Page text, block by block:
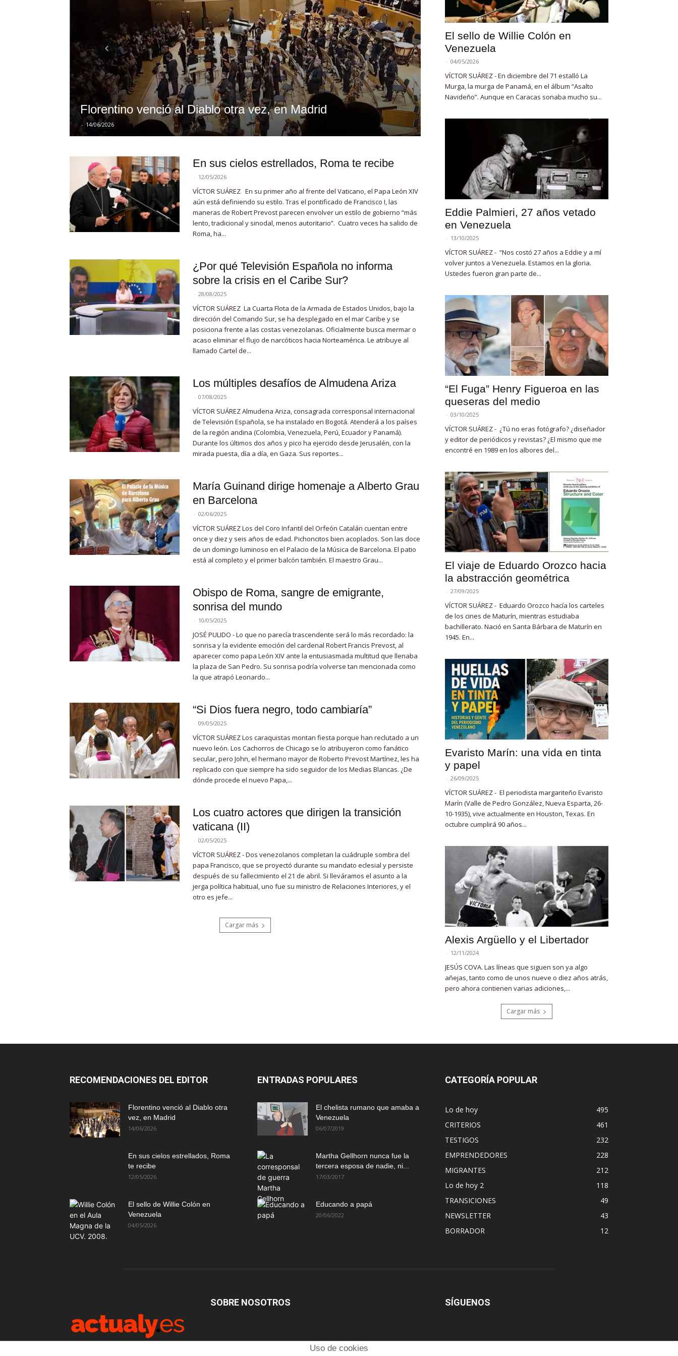
Florentino venció al Diablo otra vez, en Madrid
- 14/06/2026
En sus cielos estrellados, Roma te recibe
- 12/05/2026
VÍCTOR SUÁREZ En su primer año al frente del Vaticano, el Papa León XIV
aún está definiendo su estilo. Tras el pontificado de Francisco I, las
maneras de Robert Prevost parecen envolver un estilo de gobierno “más
lento, tradicional y sinodal, menos autoritario”. Cuatro veces ha salido de
Roma, ha...
¿Por qué Televisión Española no informa
sobre la crisis en el Caribe Sur?
- 28/08/2025
VÍCTOR SUÁREZ La Cuarta Flota de la Armada de Estados Unidos, bajo la
dirección del Comando Sur, se ha desplegado en el mar Caribe y se
posiciona frente a las costas venezolanas. Oficialmente busca mermar o
acaso eliminar el flujo de narcóticos hacia Norteamérica. Le atribuye al
llamado Cartel de...
Los múltiples desafíos de Almudena Ariza
- 07/08/2025
VÍCTOR SUÁREZ Almudena Ariza, consagrada corresponsal internacional
de Televisión Española, se ha instalado en Bogotá. Atenderá a los países
de la región andina (Colombia, Venezuela, Perú, Ecuador y Panamá).
Durante los últimos dos años y pico ha ejercido desde Jerusalén, con la
mirada puesta, día a día, en Gaza. Sus reportes...
María Guinand dirige homenaje a Alberto Grau
en Barcelona
- 02/06/2025
VÍCTOR SUÁREZ Los del Coro Infantil del Orfeón Catalán cuentan entre
once y diez y seis años de edad. Pichoncitos bien acoplados. Son las doce
de un domingo luminoso en el Palacio de la Música de Barcelona. El patio
está al completo y el primer balcón también. El maestro Grau...
Obispo de Roma, sangre de emigrante,
sonrisa del mundo
- 10/05/2025
JOSÉ PULIDO - Lo que no parecía trascendente será lo más recordado: la
sonrisa y la evidente emoción del cardenal Robert Francis Prevost, al
aparecer como papa León XIV ante la entusiasmada multitud que llenaba
la plaza de San Pedro. Su sonrisa podría volverse tan mencionada como
la que atrapó Leonardo...
“Si Dios fuera negro, todo cambiaría”
- 09/05/2025
VÍCTOR SUÁREZ Los caraquistas montan fiesta porque han reclutado a un
nuevo león. Los Cachorros de Chicago se lo atribuyeron como fanático
secular, pero John, el hermano mayor de Roberto Prevost Martínez, les ha
replicado con que siempre ha sido seguidor de los Medias Blancas. ¿De
dónde procede el nuevo Papa,...
Los cuatro actores que dirigen la transición
vaticana (II)
- 02/05/2025
VÍCTOR SUÁREZ - Dos venezolanos completan la cuádruple sombra del
papa Francisco, que se proyectó durante su mandato eclesial y persiste
después de su fallecimiento el 21 de abril. Si lleváramos el asunto a la
jerga política habitual, uno fue su ministro de Relaciones Interiores, y el
otro es jefe...
Cargar más
El sello de Willie Colón en
Venezuela
- 04/05/2026
VÍCTOR SUÁREZ - En diciembre del 71 estalló La
Murga, la murga de Panamá, en el álbum “Asalto
Navideño”. Aunque en Caracas sonaba mucho su...
Eddie Palmieri, 27 años vetado
en Venezuela
- 13/10/2025
VÍCTOR SUÁREZ - “Nos costó 27 años a Eddie y a mí
volver juntos a Venezuela. Estamos en la gloria.
Ustedes fueron gran parte de...
“El Fuga” Henry Figueroa en las
queseras del medio
- 03/10/2025
VÍCTOR SUÁREZ - ¿Tú no eras fotógrafo? ¿diseñador
y editor de periódicos y revistas? ¿El mismo que me
encontré en 1989 en los albores del...
El viaje de Eduardo Orozco hacia
la abstracción geométrica
- 27/09/2025
VÍCTOR SUÁREZ - Eduardo Orozco hacía los carteles
de los cines de Maturín, mientras estudiaba
bachillerato. Nació en Santa Bárbara de Maturín en
1945. En...
Evaristo Marín: una vida en tinta
y papel
- 26/09/2025
VÍCTOR SUÁREZ - El periodista margariteño Evaristo
Marín (Valle de Pedro González, Nueva Esparta, 26-
10-1935), vive actualmente en Houston, Texas. En
octubre cumplirá 90 años...
Alexis Argüello y el Libertador
- 12/11/2024
JESÚS COVA. Las líneas que siguen son ya algo
añejas, tanto como de unos nueve o diez años atrás,
pero ahora contienen varias adiciones,...
Cargar más
RECOMENDACIONES DEL EDITOR
Florentino venció al Diablo otra
vez, en Madrid
14/06/2026
En sus cielos estrellados, Roma
te recibe
12/05/2026
El sello de Willie Colón en
Venezuela
04/05/2026
ENTRADAS POPULARES
El chelista rumano que amaba a
Venezuela
06/07/2019
Martha Gellhorn nunca fue la
tercera esposa de nadie, ni...
17/03/2017
Educando a papá
20/06/2022
CATEGORÍA POPULAR
Lo de hoy
495
CRITERIOS
461
TESTIGOS
232
EMPRENDEDORES
228
MIGRANTES
212
Lo de hoy 2
118
TRANSICIONES
49
NEWSLETTER
43
BORRADOR
12
SOBRE NOSOTROS SÍGUENOS
Uso de cookies